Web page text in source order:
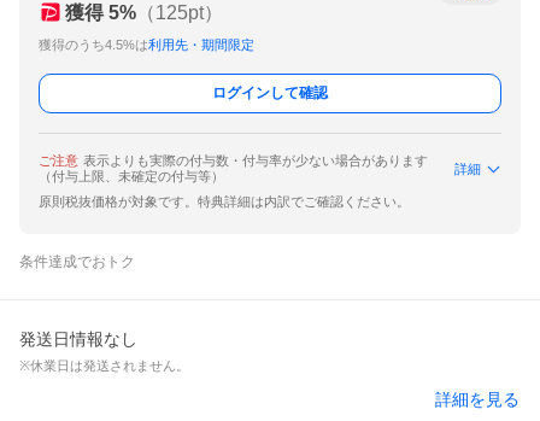
獲得 5% （125pt）
獲得のうち4.5%は利用先・期間限定
ログインして確認
ご注意 表示よりも実際の付与数・付与率が少ない場合があります
（付与上限、未確定の付与等）
詳細
原則税抜価格が対象です。特典詳細は内訳でご確認ください。
条件達成でおトク
発送日情報なし
※休業日は発送されません。
詳細を見る